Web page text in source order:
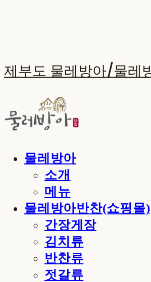
제부도 물레방아/물레
물레방아
소개
메뉴
물레방아반찬(쇼핑몰)
간장게장
김치류
반찬류
젓갈류